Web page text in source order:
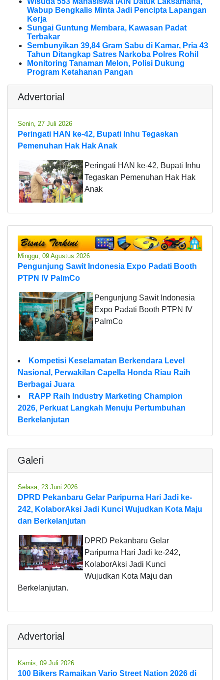
Wabup Bengkalis Minta Jadi Pencipta Lapangan
Kerja
Sungai Guntung Membara, Kawasan Padat
Terbakar
Sembunyikan 39,84 Gram Sabu di Kamar, Pria 43
Tahun Ditangkap Satres Narkoba Polres Rohil
Monitoring Tanaman Melon, Polisi Dukung
Program Ketahanan Pangan
Advertorial
Senin, 27 Juli 2026
Peringati HAN ke-42, Bupati Inhu Tegaskan
Pemenuhan Hak Hak Anak
Peringati HAN ke-42, Bupati Inhu
Tegaskan Pemenuhan Hak Hak
Anak
Minggu, 09 Agustus 2026
Pengunjung Sawit Indonesia Expo Padati Booth
PTPN IV PalmCo
Pengunjung Sawit Indonesia
Expo Padati Booth PTPN IV
PalmCo
Kompetisi Keselamatan Berkendara Level
Nasional, Perwakilan Capella Honda Riau Raih
Berbagai Juara
RAPP Raih Industry Marketing Champion
2026, Perkuat Langkah Menuju Pertumbuhan
Berkelanjutan
Galeri
Selasa, 23 Juni 2026
DPRD Pekanbaru Gelar Paripurna Hari Jadi ke-
242, KolaborAksi Jadi Kunci Wujudkan Kota Maju
dan Berkelanjutan
DPRD Pekanbaru Gelar
Paripurna Hari Jadi ke-242,
KolaborAksi Jadi Kunci
Wujudkan Kota Maju dan
Berkelanjutan.
Advertorial
Kamis, 09 Juli 2026
100 Bikers Ramaikan Vario Street Nation 2026 di